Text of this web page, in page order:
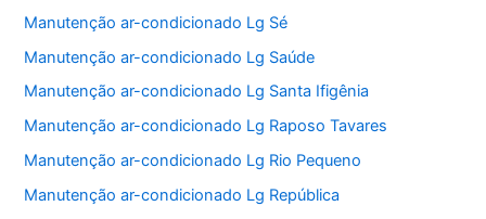
Manutenção ar-condicionado Lg Sé
Manutenção ar-condicionado Lg Saúde
Manutenção ar-condicionado Lg Santa Ifigênia
Manutenção ar-condicionado Lg Raposo Tavares
Manutenção ar-condicionado Lg Rio Pequeno
Manutenção ar-condicionado Lg República